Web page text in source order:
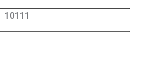
10111